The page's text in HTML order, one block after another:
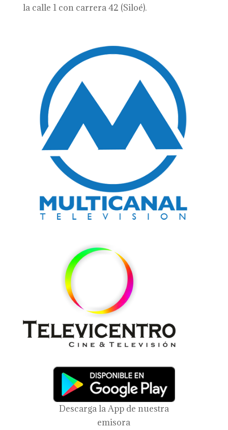
la calle 1 con carrera 42 (Siloé).
Descarga la App de nuestra
emisora